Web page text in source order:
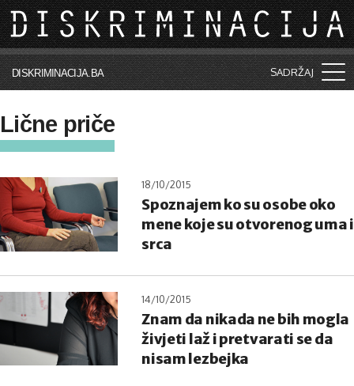
Skip to main content
DISKRIMINACIJA.BA SADRŽAJ
Vijesti i događaji
Kolumne
Lične priče
Saradnja sa medijima
Pretraga
Lične priče
18/10/2015
Spoznajem ko su osobe oko
mene koje su otvorenog uma i
srca
14/10/2015
Znam da nikada ne bih mogla
živjeti laž i pretvarati se da
nisam lezbejka